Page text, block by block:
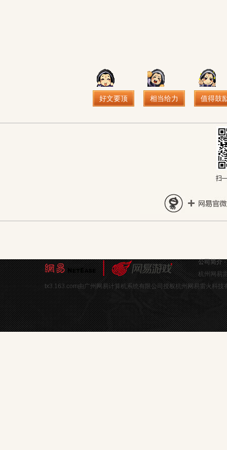
好文要顶 相当给力 值得鼓
公司简介-
杭州网易
tx3.163.com由广州网易计算机系统有限公司授权杭州网易雷火科技